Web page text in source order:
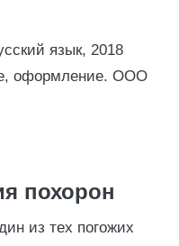
язык, 2018
оформление. ООО
похорон
из тех погожих